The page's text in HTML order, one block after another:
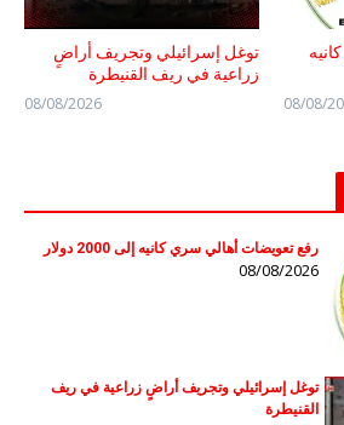
08/08/
توغل إسرائيلي وتجريف أراضٍ
زراعية في ريف القنيطرة
08/08/2026
رفع تعويضات أهالي سري كانيه إلى 2000 دولار
08/08/2026
توغل إسرائيلي وتجريف أراضٍ زراعية في ريف
القنيطرة